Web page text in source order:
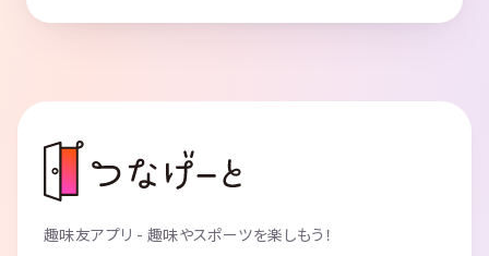
趣味友アプリ - 趣味やスポーツを楽しもう！